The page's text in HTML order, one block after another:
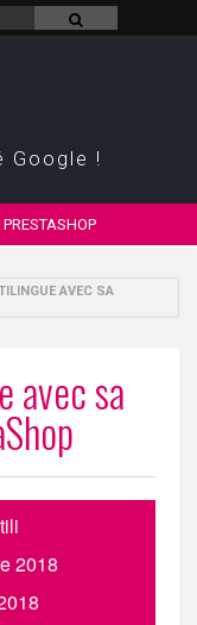
Google !
PRESTASHOP
AVEC SA
avec sa
2018